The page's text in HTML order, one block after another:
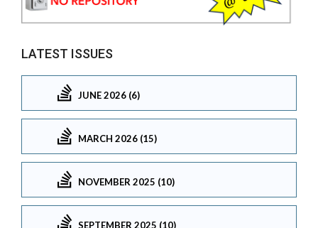
LATEST ISSUES
JUNE 2026 (6)
MARCH 2026 (15)
NOVEMBER 2025 (10)
SEPTEMBER 2025 (10)